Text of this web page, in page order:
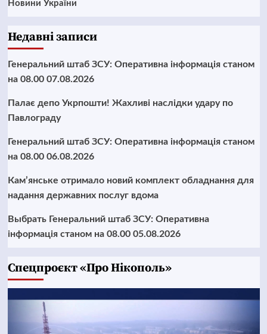
Новини України
Недавні записи
Генеральний штаб ЗСУ: Оперативна інформація станом
на 08.00 07.08.2026
Палає депо Укрпошти! Жахливі наслідки удару по
Павлограду
Генеральний штаб ЗСУ: Оперативна інформація станом
на 08.00 06.08.2026
Кам’янське отримало новий комплект обладнання для
надання державних послуг вдома
Выбрать Генеральний штаб ЗСУ: Оперативна
інформація станом на 08.00 05.08.2026
Cпецпроєкт «Про Нікополь»